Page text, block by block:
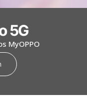
5G
MyOPPO